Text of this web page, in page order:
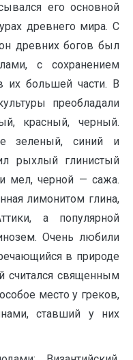
его основной
древнего мира. С
древних богов был
с сохранением
их большей части. В
преобладали
красный, черный.
зеленый, синий и
рыхлый глинистый
мел, черной — сажа.
лимонитом глина,
а популярной
Очень любили
в природе
считался священным
место у греков,
ставший у них